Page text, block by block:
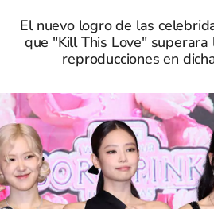
El nuevo logro de las
que "Kill This Love"
reproducciones en